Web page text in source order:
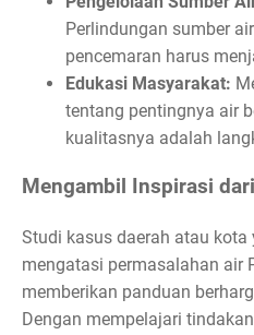
Perlindungan sumber
pencemaran harus
Edukasi Masyarakat:
tentang pentingnya air
kualitasnya adalah
Mengambil Inspirasi
Studi kasus daerah atau kota
mengatasi permasalahan air
memberikan panduan
Dengan mempelajari